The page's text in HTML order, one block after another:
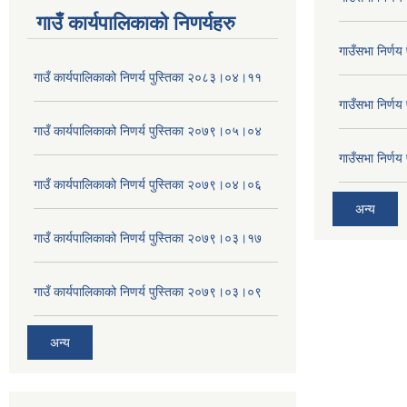
गाउँ कार्यपालिकाकाे निणर्यहरु
गाउँ कार्यपालिकाको निणर्य पुस्तिका २०८३।०४।११
गाउँ कार्यपालिकाको निणर्य पुस्तिका २०७९।०५।०४
गाउँ कार्यपालिकाको निणर्य पुस्तिका २०७९।०४।०६
गाउँ कार्यपालिकाको निणर्य पुस्तिका २०७९।०३।१७
गाउँ कार्यपालिकाको निणर्य पुस्तिका २०७९।०३।०९
अन्य
गाउँसभा
गाउँसभा
गाउँसभा
अन्य